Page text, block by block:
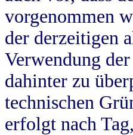
vorgenommen
der derzeitigen
Verwendung
dahinter zu
technischen
erfolgt nach